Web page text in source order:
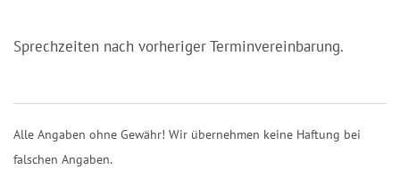
Sprechzeiten nach vorheriger Terminvereinbarung.
Alle Angaben ohne Gewähr! Wir übernehmen keine Haftung bei
falschen Angaben.